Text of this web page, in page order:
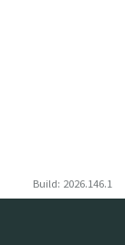
Build: 2026.146.1